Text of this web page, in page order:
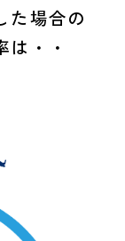
た場合の
は・・